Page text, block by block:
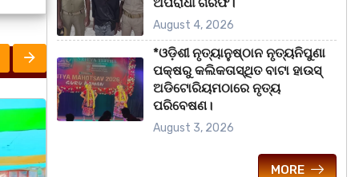
ରାଜ୍ୟ
ଅପରାଧୀ ଗିରଫ।
August 4, 2026
*ଓଡ଼ିଶୀ ନୃତ୍ୟାନୁଷ୍ଠାନ ନୃତ୍ୟନିପୁଣା
ପକ୍ଷରୁ କଲିକତାସ୍ଥିତ ବାଟା ହାଉସ୍
ଅଡିଟୋରିୟମଠାରେ ନୃତ୍ୟ
ପରିବେଷଣ।
August 3, 2026
MORE